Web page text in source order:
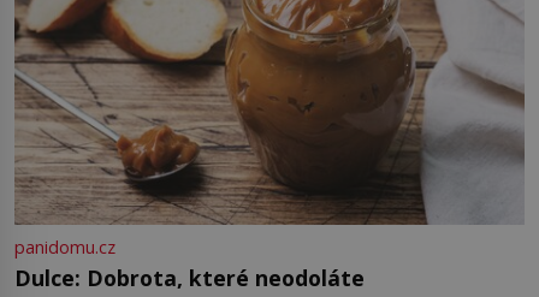
[…]
panidomu.cz
Dulce: Dobrota, které neodoláte